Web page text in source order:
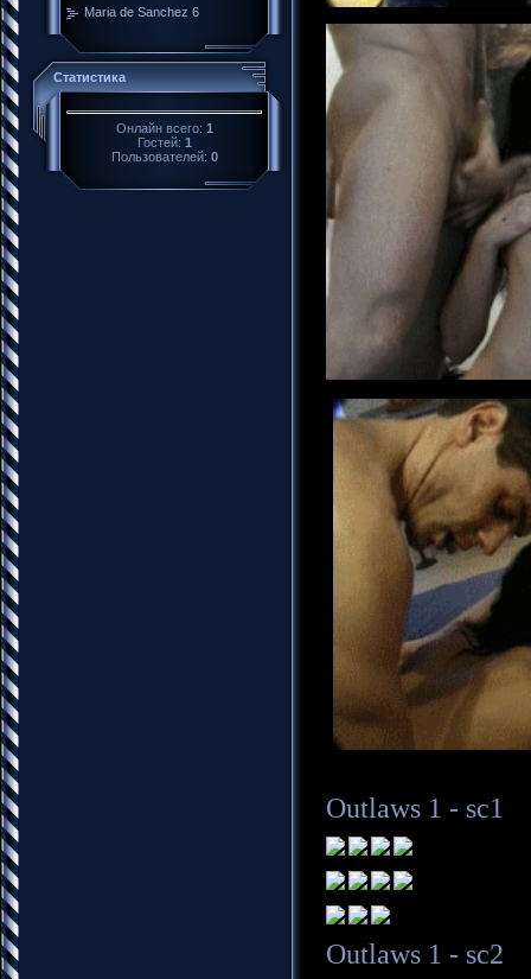
Maria de Sanchez 6
Статистика
Онлайн всего: 1
Гостей: 1
Пользователей: 0
Outlaws 1 - sc1
Outlaws 1 - sc2